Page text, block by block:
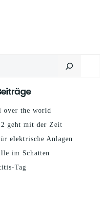
over the world
geht mit der Zeit
elektrische Anlagen
im Schatten
Tag